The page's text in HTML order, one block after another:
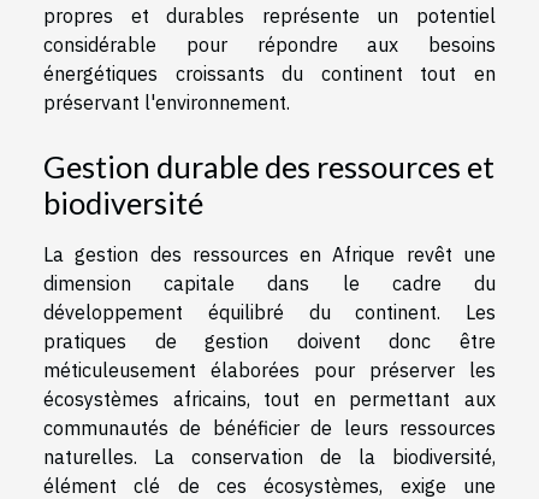
propres et durables représente un potentiel
considérable pour répondre aux besoins
énergétiques croissants du continent tout en
préservant l'environnement.
Gestion durable des ressources et
biodiversité
La gestion des ressources en Afrique revêt une
dimension capitale dans le cadre du
développement équilibré du continent. Les
pratiques de gestion doivent donc être
méticuleusement élaborées pour préserver les
écosystèmes africains, tout en permettant aux
communautés de bénéficier de leurs ressources
naturelles. La conservation de la biodiversité,
élément clé de ces écosystèmes, exige une